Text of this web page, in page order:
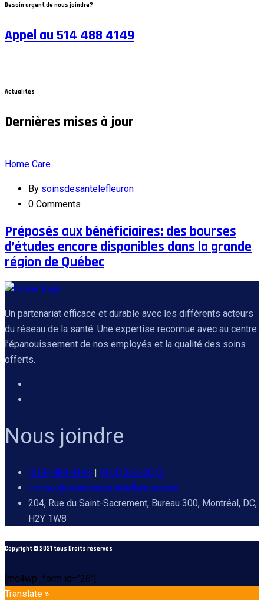
Besoin urgent de nous joindre?
Appel au 514 488 4149
Actualités
Dernières mises à jour
Home Care
By soinsdesantelefleuron
0 Comments
Préposés aux bénéficiaires: des bourses
d’études encore disponibles dans la grande
région de Québec
Un partenariat efficace et durable avec les différents acteurs
du réseau de la santé. Une expertise reconnue avec au centre
l’épanouissement de nos employés et la qualité des soins
offerts.
Nous joindre
(514) 488 4149
(418) 265-0073
contact@soinsdesantelefleuron.com
204, Rue du Saint-Sacrement, Bureau 300, Montréal, DC,
H2Y 1W8
Copyright © 2021 tous Droits réservés
[mc4wp_form id="26"]
Translate »